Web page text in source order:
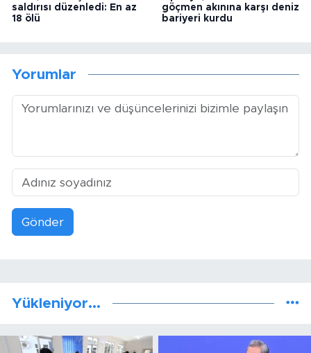
saldırısı düzenledi: En az
18 ölü
göçmen akınına karşı deniz
bariyeri kurdu
Yorumlar
Gönder
Yükleniyor...